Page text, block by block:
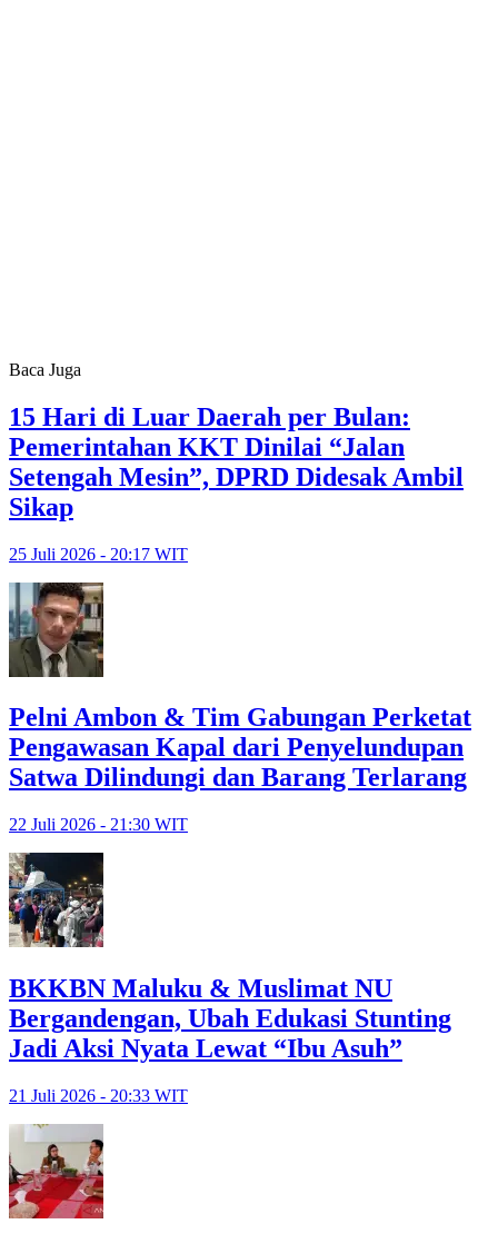
Baca Juga
15 Hari di Luar Daerah per Bulan:
Pemerintahan KKT Dinilai “Jalan
Setengah Mesin”, DPRD Didesak Ambil
Sikap
25 Juli 2026 - 20:17 WIT
Pelni Ambon & Tim Gabungan Perketat
Pengawasan Kapal dari Penyelundupan
Satwa Dilindungi dan Barang Terlarang
22 Juli 2026 - 21:30 WIT
BKKBN Maluku & Muslimat NU
Bergandengan, Ubah Edukasi Stunting
Jadi Aksi Nyata Lewat “Ibu Asuh”
21 Juli 2026 - 20:33 WIT